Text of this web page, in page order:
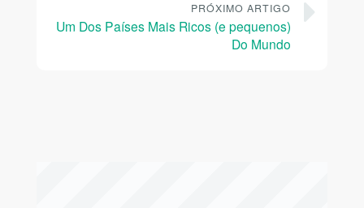
PRÓXIMO ARTIGO
Um Dos Países Mais Ricos (e pequenos)
Do Mundo